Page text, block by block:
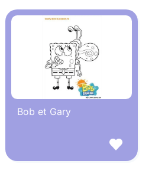
Bob et Gary